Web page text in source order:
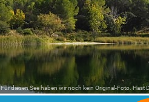
Für diesen See haben wir noch kein Original-Foto.